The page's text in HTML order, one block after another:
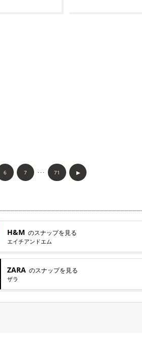
6 7 ･･･ 71 ▶︎
H&M のスナップを見る
エイチアンドエム
ZARA のスナップを見る
ザラ